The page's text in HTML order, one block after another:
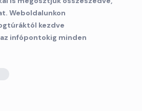
Weboldalunkon
kezdve
infópontokig minden